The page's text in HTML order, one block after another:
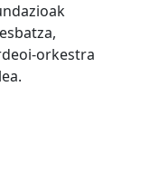
orkestra